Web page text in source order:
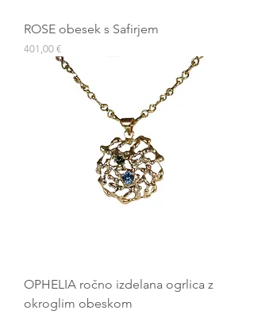
ROSE obesek s Safirjem
Cena
401,00 €
OPHELIA ročno izdelana ogrlica z
okroglim obeskom